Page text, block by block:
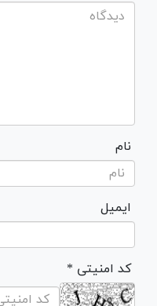
نام
ایمیل
* کد امنیتی